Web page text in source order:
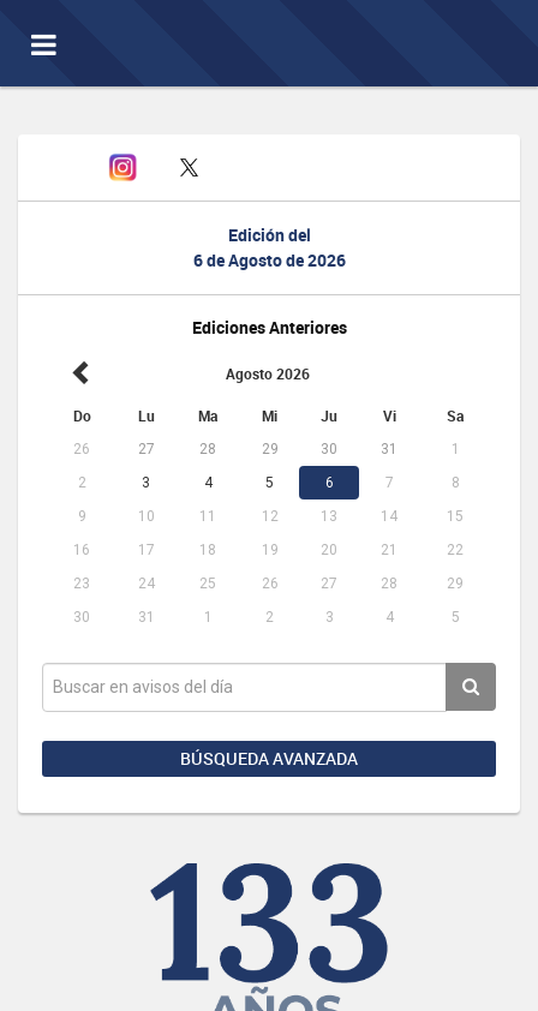
Toggle
navigation
Edición del
6 de Agosto de 2026
Ediciones Anteriores
Agosto 2026
Do Lu Ma Mi Ju Vi Sa
26 27 28 29 30 31
1
2
3 4 5 6 7
8
9
10 11 12 13 14
15
16
17 18 19 20 21
22
23
24 25 26 27 28
29
30
31 1 2 3 4 5
BÚSQUEDA AVANZADA